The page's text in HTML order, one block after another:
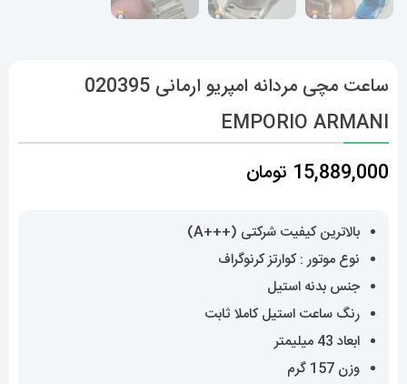
ساعت مچی مردانه امپریو ارمانی 020395
EMPORIO ARMANI
15,889,000 تومان
بالاترین کیفیت شرکتی (+++A)
نوع موتور : کوارتز کرنوگراف
جنس بدنه استیل
رنگ ساعت استیل کاملا ثابت
ابعاد 43 میلیمتر
وزن 157 گرم